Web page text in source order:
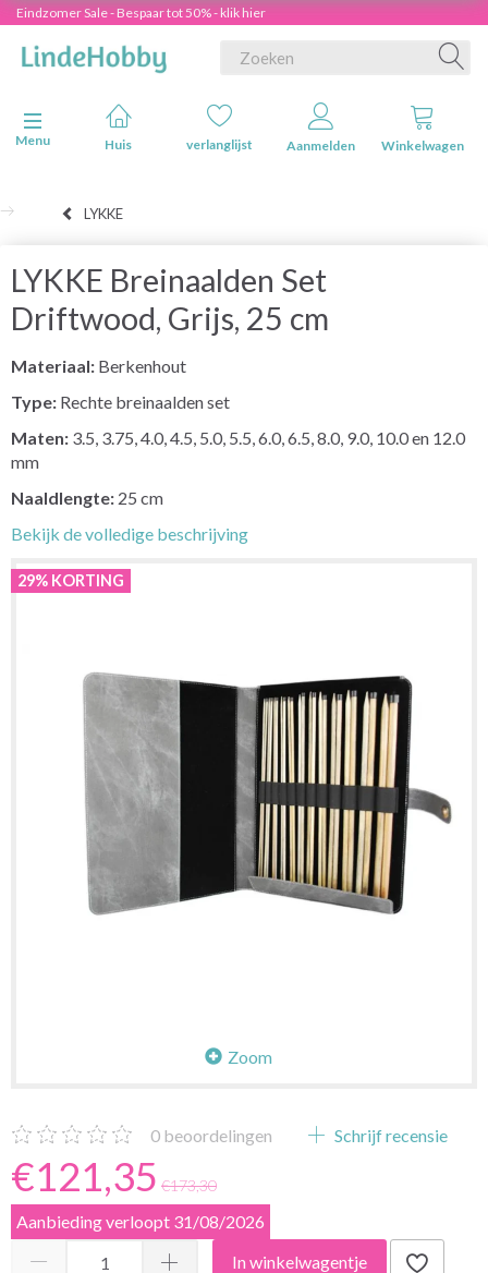
Eindzomer Sale - Bespaar tot 50% - klik hier
Navigatie in-/uitschakelen
Menu
Huis verlanglijst Aanmelden Winkelwagen
LYKKE
LYKKE Breinaalden Set
Driftwood, Grijs, 25 cm
Materiaal: Berkenhout
Type: Rechte breinaalden set
Maten: 3.5, 3.75, 4.0, 4.5, 5.0, 5.5, 6.0, 6.5, 8.0, 9.0, 10.0 en 12.0
mm
Naaldlengte: 25 cm
Bekijk de volledige beschrijving
29% KORTING
Zoom
0 beoordelingen Schrijf recensie
€121,35 €173,30
Aanbieding verloopt 31/08/2026
In winkelwagentje